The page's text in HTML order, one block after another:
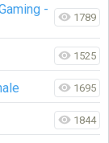
-
1789
1525
1695
1844